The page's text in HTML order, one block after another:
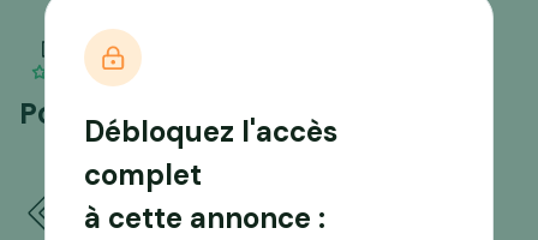
Débloquez l'accès
complet
à cette annonce :
Points forts